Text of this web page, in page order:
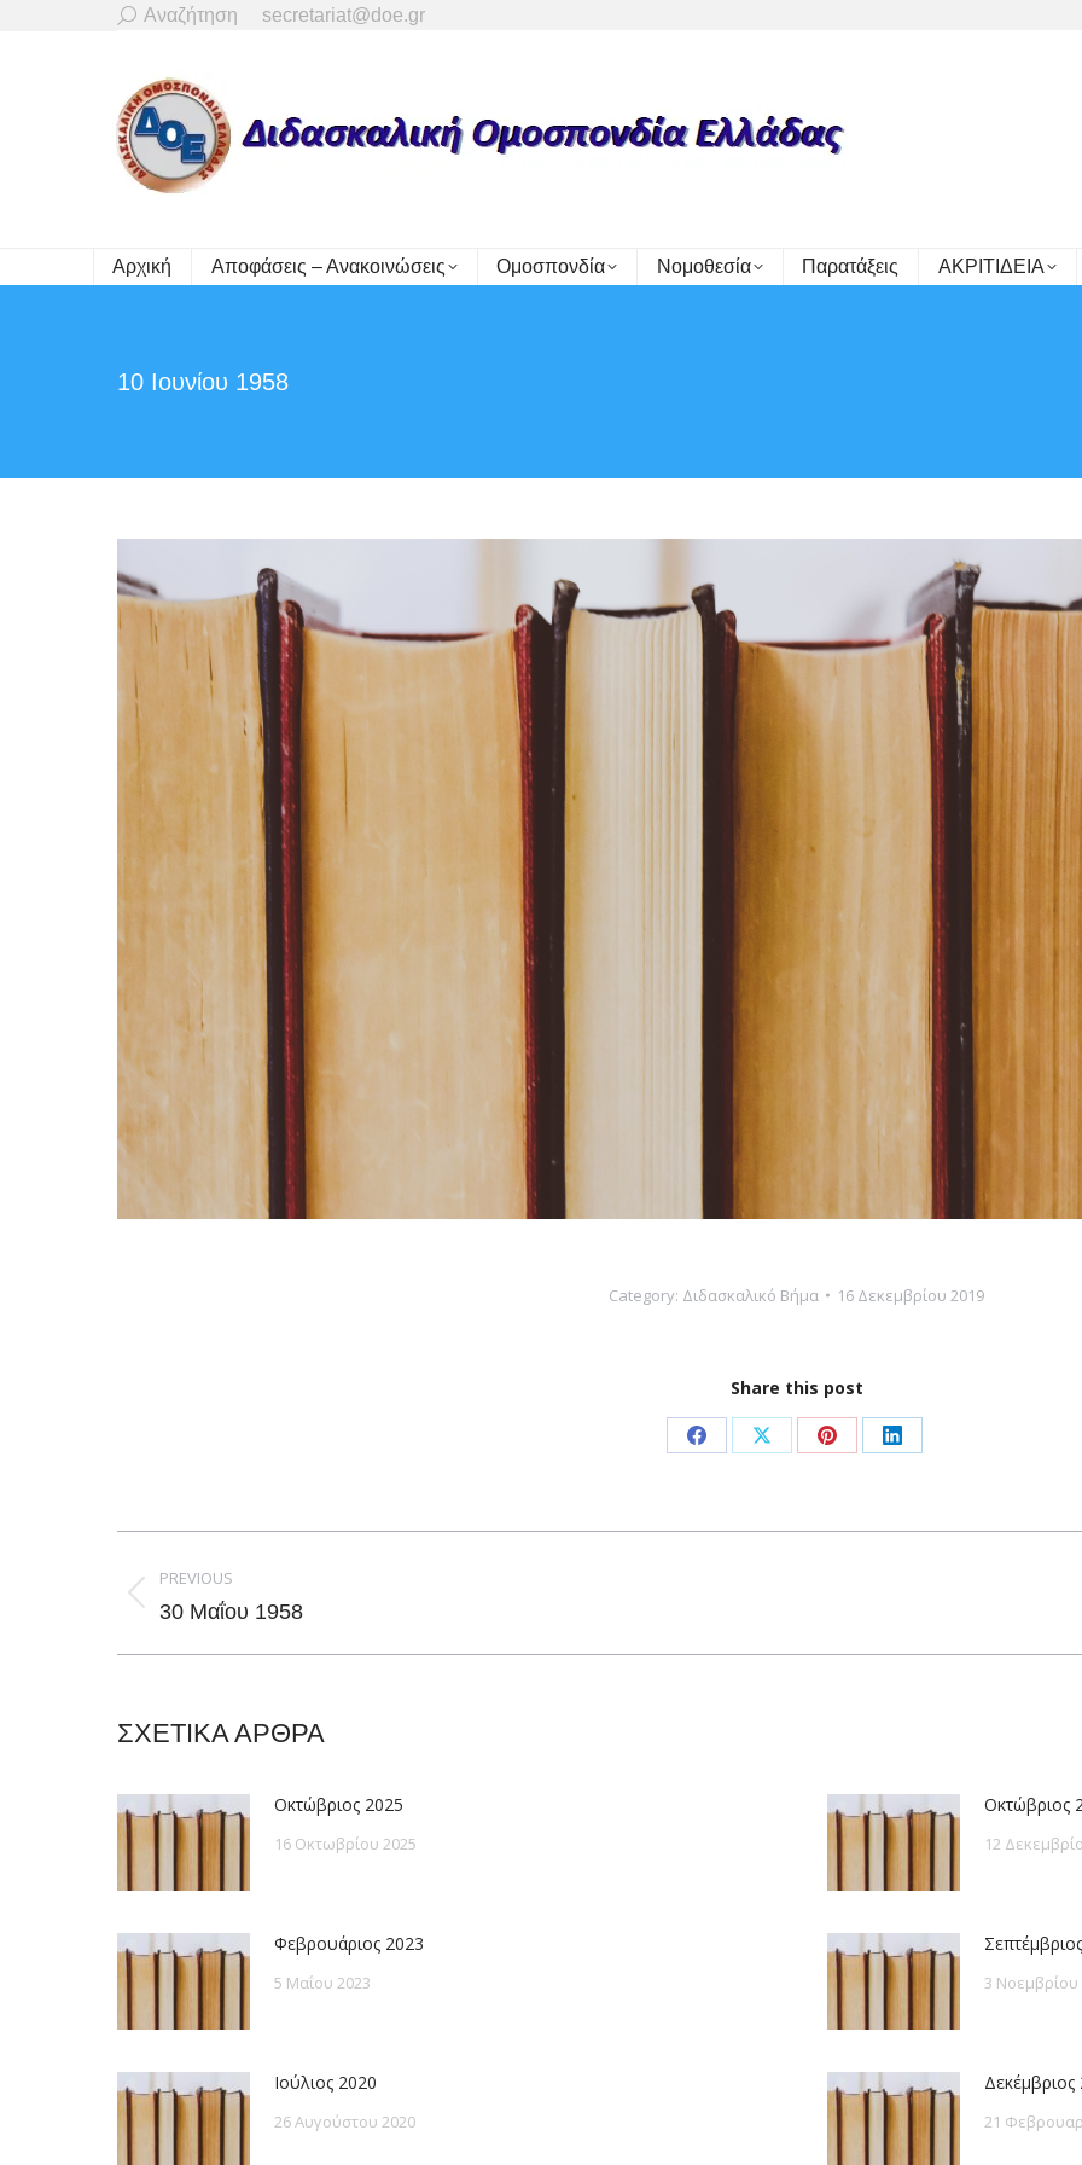
Search:
Αναζήτηση secretariat@doe.gr
Αρχική Αποφάσεις – Ανακοινώσεις Ομοσπονδία Νομοθεσία Παρατάξεις ΑΚΡΙΤΙΔΕΙΑ
10 Ιουνίου 1958
Category: Διδασκαλικό Βήμα 16 Δεκεμβρίου 2019
Share this post
Share
Facebook
Share
X
Share
Pinterest
Share
LinkedIn
navigation
PREVIOUS
Previous
30 Μαΐου 1958
ΣΧΕΤΙΚΑ ΑΡΘΡΑ
Οκτώβριος 2025
16 Οκτωβρίου 2025
Οκτώβριος
12
Φεβρουάριος 2023
5 Μαΐου 2023 3 Νοεμβρίου
Ιούλιος 2020
26 Αυγούστου 2020
Δεκέμβριος
21